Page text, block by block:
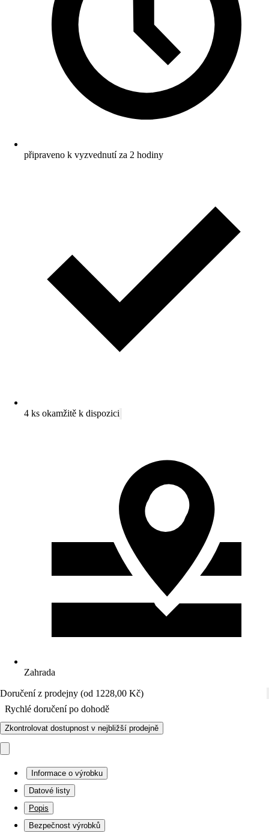
připraveno k vyzvednutí za 2 hodiny
4 ks okamžitě k dispozici
Zahrada
Doručení z prodejny (od 1228,00 Kč)
Rychlé doručení po dohodě
Zkontrolovat dostupnost v nejbližší prodejně
Informace o výrobku
Datové listy
Popis
Bezpečnost výrobků